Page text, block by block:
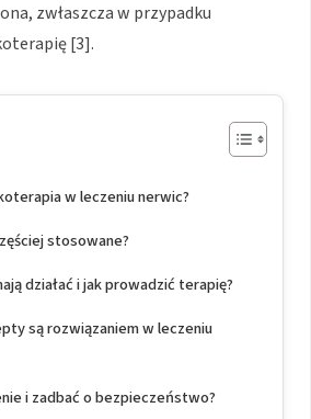
zwłaszcza w przypadku
[3].
w leczeniu nerwic?
stosowane?
działać i jak prowadzić terapię?
są rozwiązaniem w leczeniu
i zadbać o bezpieczeństwo?